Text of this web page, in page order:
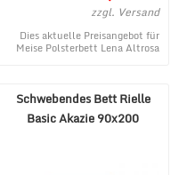
zzgl. Versand
Dies aktuelle Preisangebot für
Meise Polsterbett Lena Altrosa
Schwebendes Bett Rielle
Basic Akazie 90x200